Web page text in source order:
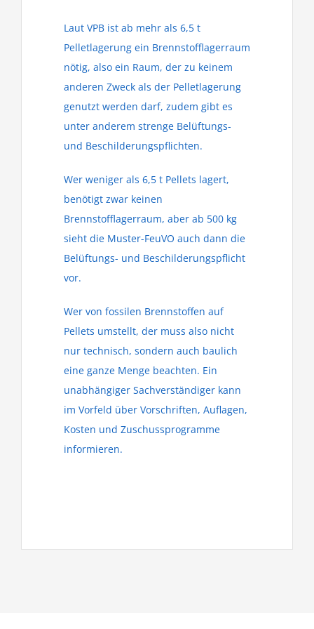
Laut VPB ist ab mehr als 6,5 t
Pelletlagerung ein Brennstofflagerraum
nötig, also ein Raum, der zu keinem
anderen Zweck als der Pelletlagerung
genutzt werden darf, zudem gibt es
unter anderem strenge Belüftungs-
und Beschilderungspflichten.
Wer weniger als 6,5 t Pellets lagert,
benötigt zwar keinen
Brennstofflagerraum, aber ab 500 kg
sieht die Muster-FeuVO auch dann die
Belüftungs- und Beschilderungspflicht
vor.
Wer von fossilen Brennstoffen auf
Pellets umstellt, der muss also nicht
nur technisch, sondern auch baulich
eine ganze Menge beachten. Ein
unabhängiger Sachverständiger kann
im Vorfeld über Vorschriften, Auflagen,
Kosten und Zuschussprogramme
informieren.